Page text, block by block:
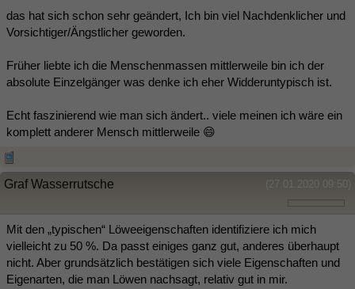
das hat sich schon sehr geändert, Ich bin viel Nachdenklicher und
Vorsichtiger/Ängstlicher geworden.
Früher liebte ich die Menschenmassen mittlerweile bin ich der
absolute Einzelgänger was denke ich eher Widderuntypisch ist.
Echt faszinierend wie man sich ändert.. viele meinen ich wäre ein
komplett anderer Mensch mittlerweile 😄
(27.01.2020 09:50)
Graf Wasserrutsche
Mit den „typischen“ Löweeigenschaften identifiziere ich mich
vielleicht zu 50 %. Da passt einiges ganz gut, anderes überhaupt
nicht. Aber grundsätzlich bestätigen sich viele Eigenschaften und
Eigenarten, die man Löwen nachsagt, relativ gut in mir.